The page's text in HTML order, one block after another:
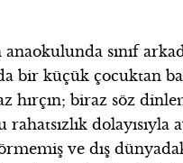
anaokulunda sınıf
bir küçük çocuktan
hırçın; biraz söz
dolayısıyla
ve dış